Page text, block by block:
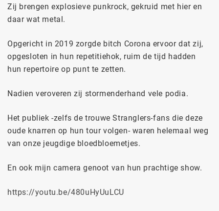
Zij brengen explosieve punkrock, gekruid met hier en
daar wat metal.
Opgericht in 2019 zorgde bitch Corona ervoor dat zij,
opgesloten in hun repetitiehok, ruim de tijd hadden
hun repertoire op punt te zetten.
Nadien veroveren zij stormenderhand vele podia.
Het publiek -zelfs de trouwe Stranglers-fans die deze
oude knarren op hun tour volgen- waren helemaal weg
van onze jeugdige bloedbloemetjes.
En ook mijn camera genoot van hun prachtige show.
https://youtu.be/480uHyUuLCU